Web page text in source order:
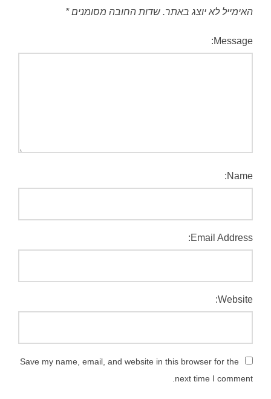
האימייל לא יוצג באתר. שדות החובה מסומנים*
Message:
Name:
Email Address:
Website:
Save my name, email, and website in this browser for the
next time I comment.